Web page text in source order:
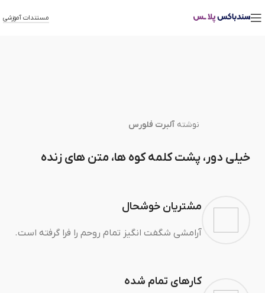
مستندات آموزشی
نوشته آلبرت فلورس
خیلی دور، پشت کلمه کوه ها، متن های زنده
مشتریان خوشحال
آرامشی شگفت انگیز تمام روحم را فرا گرفته است.
کارهای تمام شده